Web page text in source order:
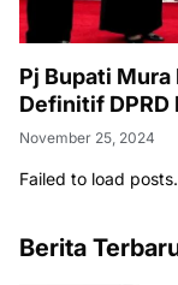
Pj Bupati
Definitif
November 25, 2024
Failed to load posts.
Berita